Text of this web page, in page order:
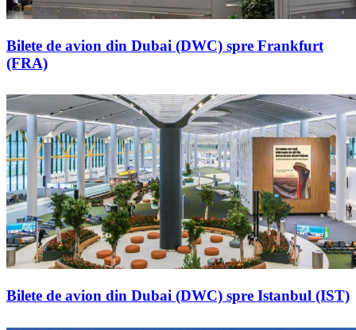
Bilete de avion din Dubai (DWC) spre Frankfurt
(FRA)
Bilete de avion din Dubai (DWC) spre Istanbul (IST)